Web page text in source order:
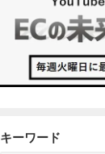
キーワード